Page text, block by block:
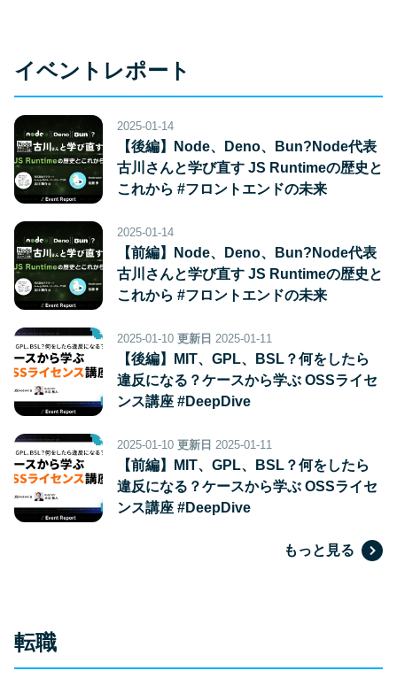
イベントレポート
2025-01-14
【後編】Node、Deno、Bun?Node代表
古川さんと学び直す JS Runtimeの歴史と
これから #フロントエンドの未来
2025-01-14
【前編】Node、Deno、Bun?Node代表
古川さんと学び直す JS Runtimeの歴史と
これから #フロントエンドの未来
2025-01-10 更新日 2025-01-11
【後編】MIT、GPL、BSL？何をしたら
違反になる？ケースから学ぶ OSSライセ
ンス講座 #DeepDive
2025-01-10 更新日 2025-01-11
【前編】MIT、GPL、BSL？何をしたら
違反になる？ケースから学ぶ OSSライセ
ンス講座 #DeepDive
もっと見る
転職